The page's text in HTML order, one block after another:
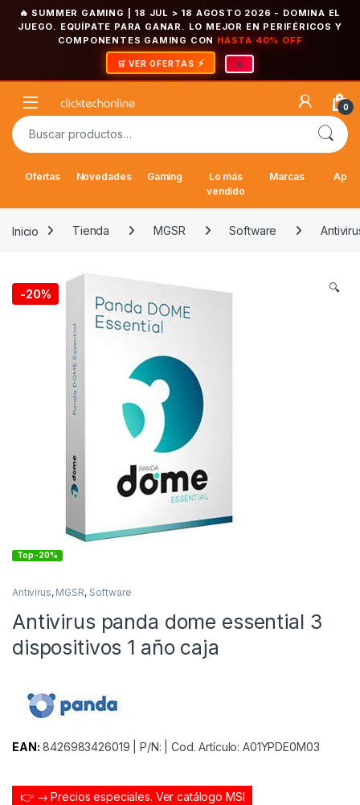
🔥 SUMMER GAMING | 18 JUL > 18 AGOSTO 2026 - DOMINA EL
JUEGO. EQUÍPATE PARA GANAR. LO MEJOR EN PERIFÉRICOS Y
COMPONENTES GAMING CON HASTA 40% OFF
🛒 VER OFERTAS ×
Open 0
Buscar por:
Ofertas Novedades Gaming
Lo más
vendido
Marcas
Inicio Tienda MGSR Software
-20% 🔍
Top -20%
Antivirus, MGSR, Software
Antivirus panda dome essential 3
dispositivos 1 año caja
EAN: 8426983426019 | P/N: | Cod. Artículo: A01YPDE0M03
👉 → Precios especiales. Ver catálogo MSI